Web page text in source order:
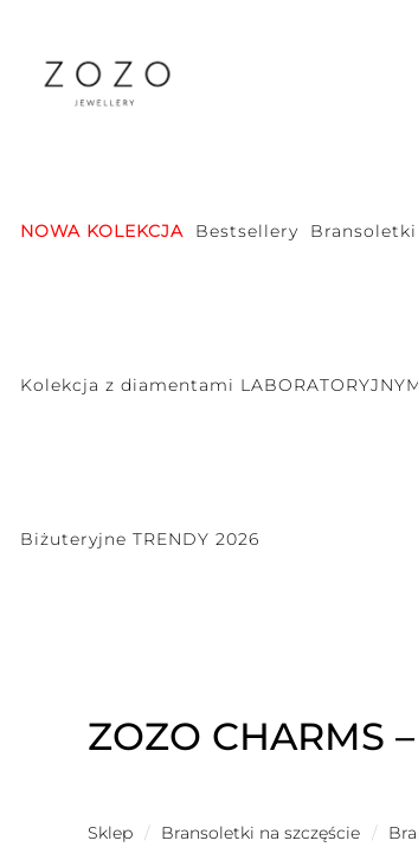
NOWA KOLEKCJA Bestsellery
Kolekcja z diamentami
Biżuteryjne TRENDY 2026
ZOZO CHARMS
Sklep / Bransoletki na szczęście /